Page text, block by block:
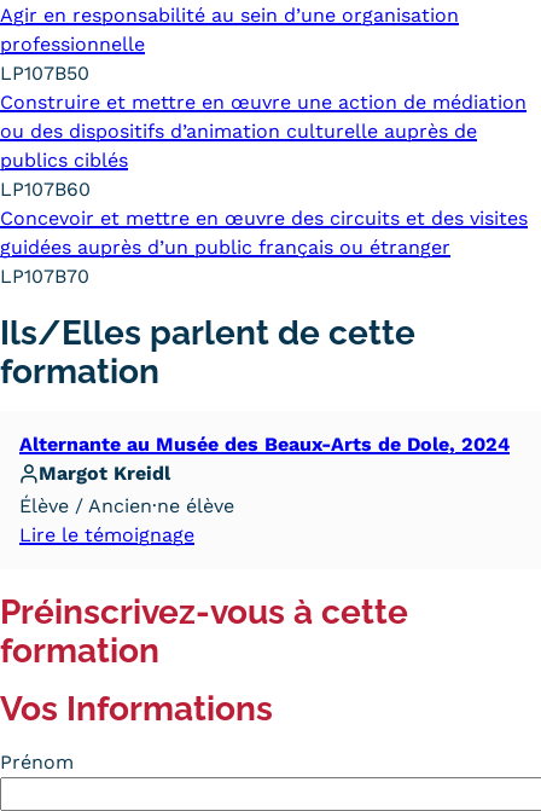
Agir en responsabilité au sein d’une organisation
professionnelle
LP107B50
Construire et mettre en œuvre une action de médiation
ou des dispositifs d’animation culturelle auprès de
publics ciblés
LP107B60
Concevoir et mettre en œuvre des circuits et des visites
guidées auprès d’un public français ou étranger
LP107B70
Ils/Elles parlent de cette
formation
Alternante au Musée des Beaux-Arts de Dole, 2024
Margot Kreidl
Élève / Ancien·ne élève
Lire le témoignage
Préinscrivez-vous à cette
formation
Vos Informations
Prénom